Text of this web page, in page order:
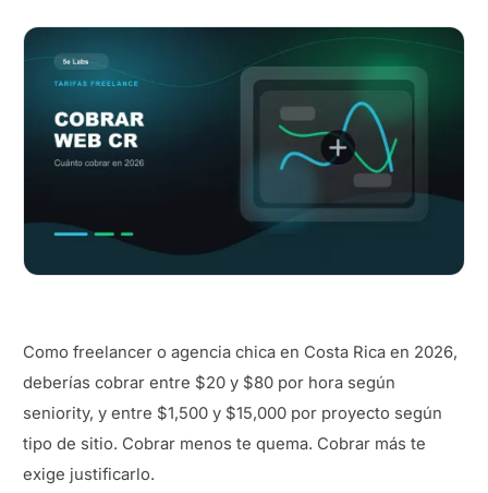
Como freelancer o agencia chica en Costa Rica en 2026,
deberías cobrar entre $20 y $80 por hora según
seniority, y entre $1,500 y $15,000 por proyecto según
tipo de sitio. Cobrar menos te quema. Cobrar más te
exige justificarlo.